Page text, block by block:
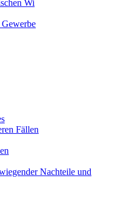
Wi
Fällen
Nachteile und